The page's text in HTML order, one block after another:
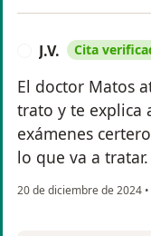
Source
EDGAR MATOS via
J.V. Cita
El doctor Matos
trato y te explica
exámenes
lo que va a
20 de diciembre de 2024 •